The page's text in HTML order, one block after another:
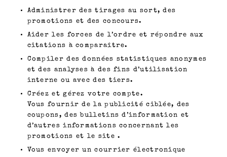
Administrer des tirages au sort, des
promotions et des concours.
Aider les forces de l’ordre et répondre aux
citations à comparaître.
Compiler des données statistiques anonymes
et des analyses à des fins d’utilisation
interne ou avec des tiers.
Créez et gérez votre compte.
Vous fournir de la publicité ciblée, des
coupons, des bulletins d’information et
d’autres informations concernant les
promotions et le site .
Vous envoyer un courrier électronique